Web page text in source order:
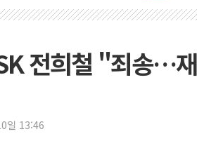
李
추
인
전희철 "죄송…
일 13:46